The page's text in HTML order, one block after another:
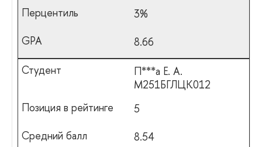
3%
8.66
П***а Е. А.
М251БГЛЦК012
5
8.54